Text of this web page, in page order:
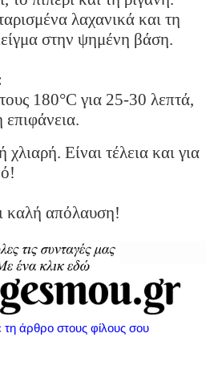
λαχανικά και τη
στην ψημένη βάση.
180°C για 25-30 λεπτά,
επιφάνεια.
χλιαρή. Είναι τέλεια και για
καλή απόλαυση!
τη άρθρο στους φίλους σου